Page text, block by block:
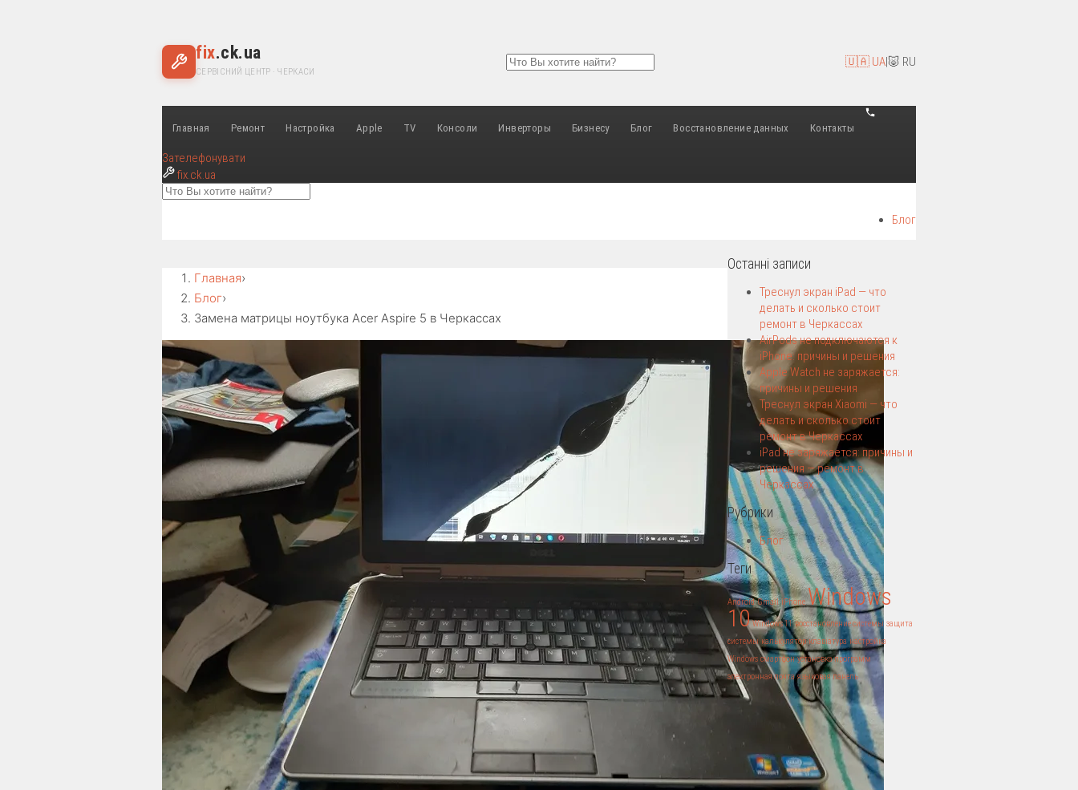
fix.ck.ua
СЕРВІСНИЙ ЦЕНТР · ЧЕРКАСИ
🇺🇦 UA|🐷 RU
Главная Ремонт Настройка Apple TV Консоли Инверторы Бизнесу Блог Восстановление данных Контакты
Зателефонувати
fix.ck.ua
Блог
Главная›
Блог›
Замена матрицы ноутбука Acer Aspire 5 в Черкассах
Останні записи
Треснул экран iPad — что
делать и сколько стоит
ремонт в Черкассах
AirPods не подключаются к
iPhone: причины и решения
Apple Watch не заряжается:
причины и решения
Треснул экран Xiaomi — что
делать и сколько стоит
ремонт в Черкассах
iPad не заряжается: причины и
решения — ремонт в
Черкассах
Рубрики
Блог
Теги
Android Gmail iPhone Windows
10 Windows 11 восстановление системы защита
системы калькулятор клавіатура настройка
Windows смартфон установка программ
электронная почта языковая панель